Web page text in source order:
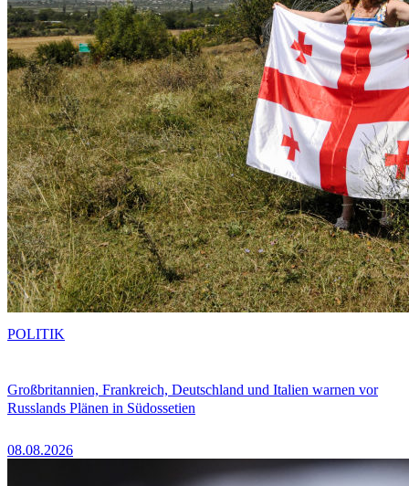
Großbritannien, Frankreich, Deutschland und Italien warnen vor
Russlands Plänen in Südossetien
08.08.2026
POLITIK